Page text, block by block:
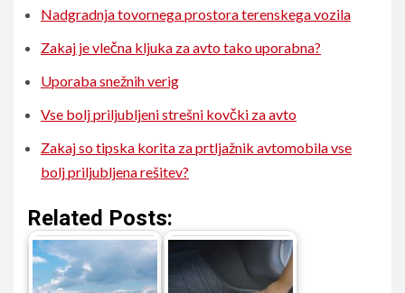
Nadgradnja tovornega prostora terenskega vozila
Zakaj je vlečna kljuka za avto tako uporabna?
Uporaba snežnih verig
Vse bolj priljubljeni strešni kovčki za avto
Zakaj so tipska korita za prtljažnik avtomobila vse
bolj priljubljena rešitev?
Related Posts: